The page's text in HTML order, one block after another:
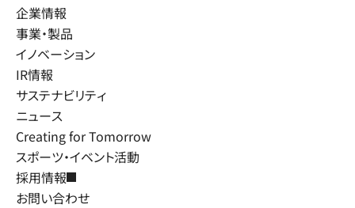
企業情報
事業・製品
イノベーション
IR情報
サステナビリティ
ニュース
Creating for Tomorrow
スポーツ・イベント活動
採用情報
お問い合わせ